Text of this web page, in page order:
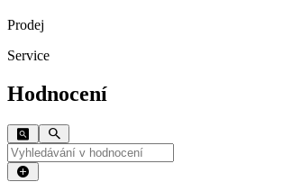
Prodej
Service
Hodnocení